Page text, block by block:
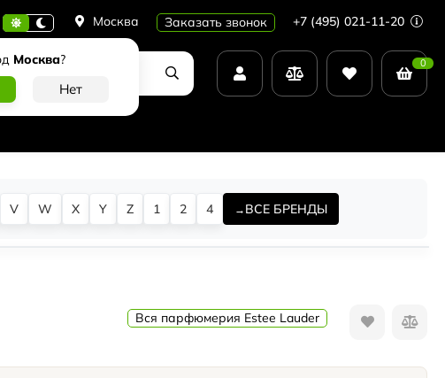
Москва
Москва?
Заказать звонок +7 (495) 021-11-20
0
V W X Y Z 1 2 4 ВСЕ БРЕНДЫ
Вся парфюмерия Estee Lauder